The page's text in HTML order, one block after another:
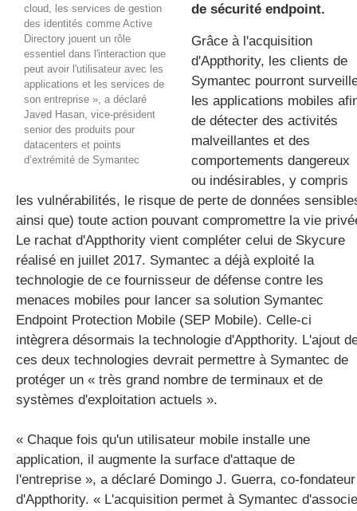
cloud, les services de gestion
des identités comme Active
Directory jouent un rôle
essentiel dans l'interaction que
peut avoir l'utilisateur avec les
applications et les services de
son entreprise », a déclaré
Javed Hasan, vice-président
senior des produits pour
datacenters et points
d’extrémité de Symantec
de sécurité endpoint.
Grâce à l'acquisition
d'Appthority, les clients de
Symantec pourront
les applications mobiles
de détecter des activités
malveillantes et des
comportements dangereux
ou indésirables, y compris
les vulnérabilités, le risque de perte de données
ainsi que) toute action pouvant compromettre la vie
Le rachat d'Appthority vient compléter celui de Skycure
réalisé en juillet 2017. Symantec a déjà exploité la
technologie de ce fournisseur de défense contre les
menaces mobiles pour lancer sa solution Symantec
Endpoint Protection Mobile (SEP Mobile). Celle-ci
intègrera désormais la technologie d'Appthority. L'ajout
ces deux technologies devrait permettre à Symantec de
protéger un « très grand nombre de terminaux et de
systèmes d'exploitation actuels ».
« Chaque fois qu'un utilisateur mobile installe une
application, il augmente la surface d'attaque de
l'entreprise », a déclaré Domingo J. Guerra, co-fondateur
d'Appthority. « L'acquisition permet à Symantec